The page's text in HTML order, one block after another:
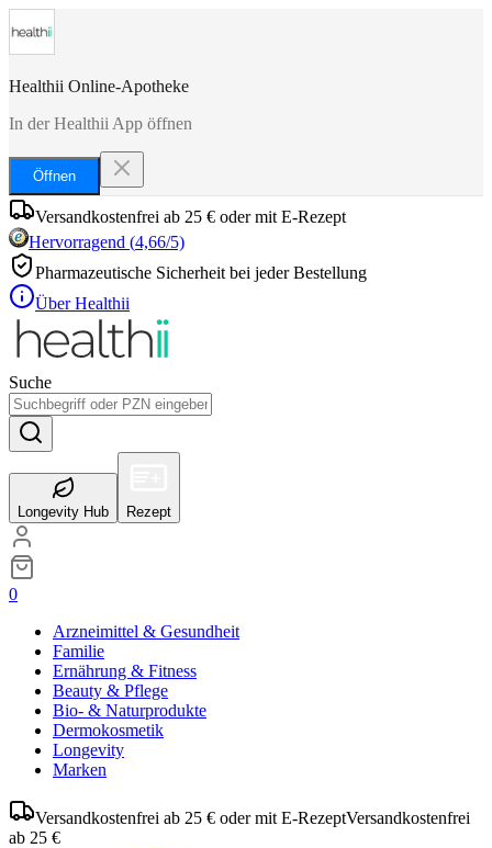
Healthii Online-Apotheke
In der Healthii App öffnen
Öffnen
Versandkostenfrei ab 25 € oder mit E-Rezept
Hervorragend (4,66/5)
Pharmazeutische Sicherheit bei jeder Bestellung
Über Healthii
Suche
Longevity Hub Rezept
0
Arzneimittel & Gesundheit
Familie
Ernährung & Fitness
Beauty & Pflege
Bio- & Naturprodukte
Dermokosmetik
Longevity
Marken
Versandkostenfrei ab 25 € oder mit E-RezeptVersandkostenfrei
ab 25 €